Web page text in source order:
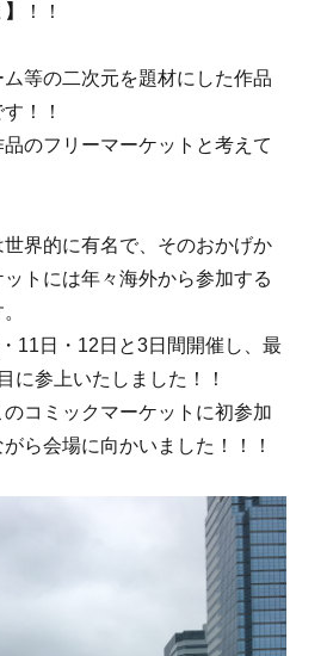
！！
等の二次元を題材にした作品
！！
のフリーマーケットと考えて
界的に有名で、そのおかげか
トには年々海外から参加する
11日・12日と3日間開催し、最
に参上いたしました！！
コミックマーケットに初参加
ら会場に向かいました！！！